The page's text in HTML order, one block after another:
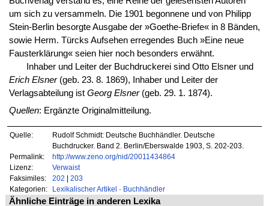
um sich zu versammeln. Die 1901 begonnene und von Philipp
Stein-Berlin besorgte Ausgabe der »Goethe-Briefe« in 8 Bänden,
sowie Herm. Türcks Aufsehen erregendes Buch »Eine neue
Fausterklärung« seien hier noch besonders erwähnt.
Inhaber und Leiter der Buchdruckerei sind Otto Elsner und
Erich Elsner(geb. 23. 8. 1869), Inhaber und Leiter der
Verlagsabteilung ist Georg Elsner(geb. 29. 1. 1874).
Quellen: Ergänzte Originalmitteilung.
Quelle:
Rudolf Schmidt: Deutsche Buchhändler. Deutsche
Buchdrucker. Band 2. Berlin/Eberswalde 1903, S. 202-203.
Permalink:
http://www.zeno.org/nid/20011434864
Lizenz:
Verwaist
Faksimiles:
202 | 203
Kategorien:
Lexikalischer Artikel · Buchhändler
Ähnliche Einträge in anderen Lexika